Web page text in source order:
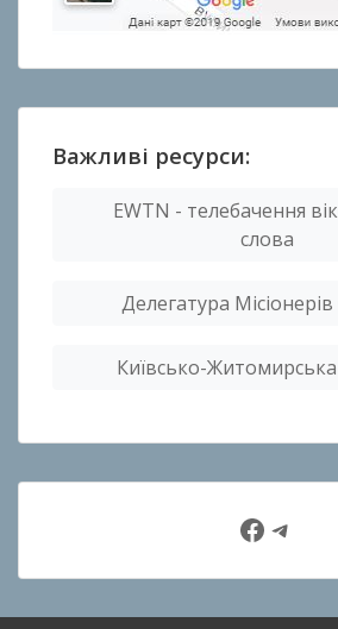
Важливі ресурси:
EWTN - телебачення
слова
Делегатура
Київсько-Житомирська